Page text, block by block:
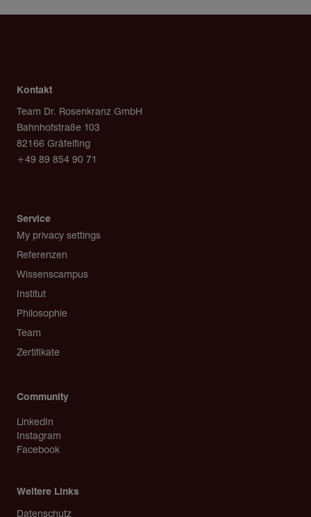
Kontakt
Team Dr. Rosenkranz GmbH
Bahnhofstraße 103
82166 Gräfelfing
+49 89 854 90 71
Service
My privacy settings
Referenzen
Wissenscampus
Institut
Philosophie
Team
Zertifikate
Community
LinkedIn
Instagram
Facebook
Weitere Links
Copyright
Datenschutz